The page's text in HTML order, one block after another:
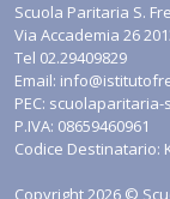
Scuola Paritaria S.
Via Accademia 26
Tel 02.29409829
Email:
PEC: scuolaparitaria-
P.IVA: 08659460961
Codice Destinatario:
Copyright 2026 ©